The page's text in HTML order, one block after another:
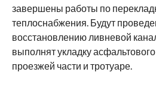
завершены работы по
теплоснабжения. Будут
восстановлению ливневой
выполнят укладку
проезжей части и тротуаре.